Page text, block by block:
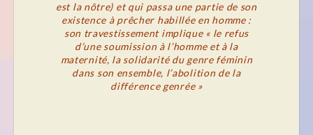
est la nôtre) et qui passa une partie de son
existence à prêcher habillée en homme :
son travestissement implique « le refus
d’une soumission à l’homme et à la
maternité, la solidarité du genre féminin
dans son ensemble, l’abolition de la
différence genrée »